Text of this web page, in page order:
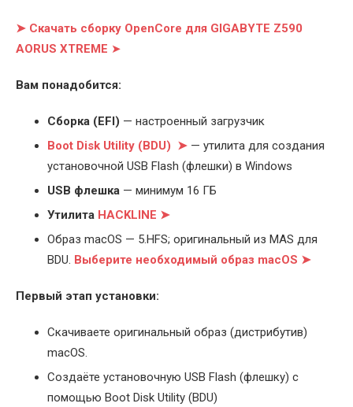
➤ Скачать сборку OpenCore для GIGABYTE Z590
AORUS XTREME ➤
Вам понадобится:
Cборка (EFI) — настроенный загрузчик
Boot Disk Utility (BDU) ➤ — утилита для создания
установочной USB Flash (флешки) в Windows
USB флешка — минимум 16 ГБ
Утилита HACKLINE ➤
Образ macOS — 5.HFS; оригинальный из MAS для
BDU. Выберите необходимый образ macOS ➤
Первый этап установки:
Скачиваете оригинальный образ (дистрибутив)
macOS.
Создаёте установочную USB Flash (флешку) с
помощью Boot Disk Utility (BDU)